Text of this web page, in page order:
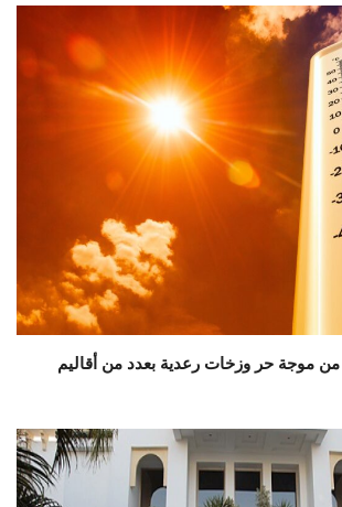
من موجة حر وزخات رعدية بعدد من أقاليم